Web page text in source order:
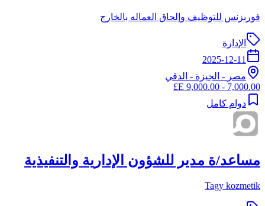
فوربزنس للتوظيف وإلحاق العماله بالخارج
الإدارة
2025-12-11
مصر - الجيزة - الدقي
7,000.00 - 9,000.00 E£
دوام كامل
مساعد/ة مدير للشؤون الإدارية والتنفيذية
Tagy kozmetik